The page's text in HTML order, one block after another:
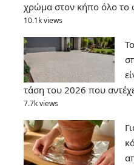
χρώμα στον κήπο όλο το
10.1k views
τάση του 2026 που
7.7k views